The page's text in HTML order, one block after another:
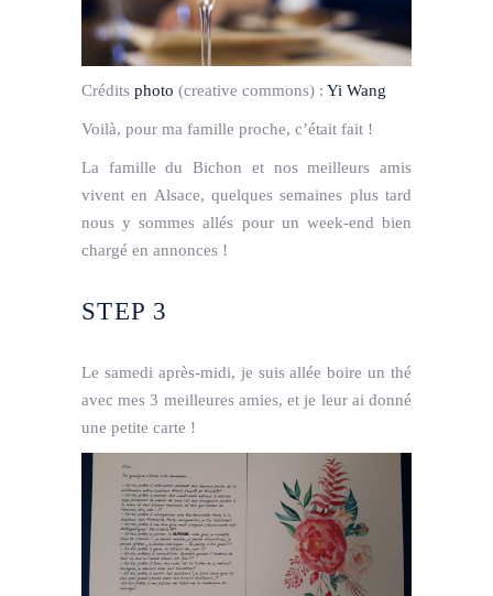
Crédits photo (creative commons) : Yi Wang
Voilà, pour ma famille proche, c’était fait !
La famille du Bichon et nos meilleurs amis
vivent en Alsace, quelques semaines plus tard
nous y sommes allés pour un week-end bien
chargé en annonces !
STEP 3
Le samedi après-midi, je suis allée boire un thé
avec mes 3 meilleures amies, et je leur ai donné
une petite carte !